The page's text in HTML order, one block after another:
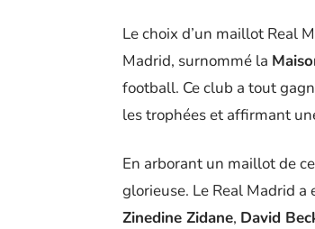
Le choix d’un maillot Real
Madrid, surnommé la
football. Ce club a tout
les trophées et affirmant
En arborant un maillot de
glorieuse. Le Real Madrid
Zinedine Zidane, David